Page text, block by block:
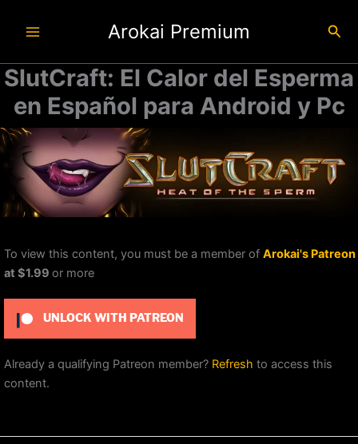
Arokai Premium
SlutCraft: El Calor del Esperma
en Español para Android y Pc
To view this content, you must be a member of Arokai's Patreon
at $1.99 or more
UNLOCK WITH PATREON
Already a qualifying Patreon member? Refresh to access this
content.